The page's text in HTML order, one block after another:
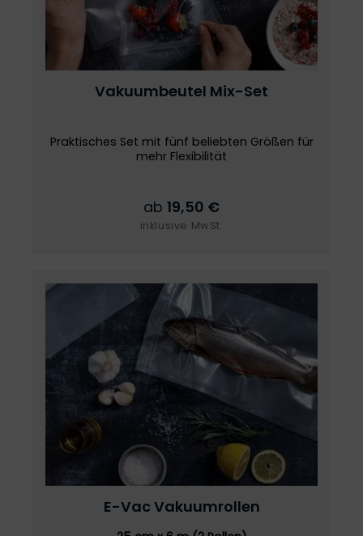
Vakuumbeutel Mix-Set
Praktisches Set mit fünf beliebten Größen für
mehr Flexibilität
ab 19,50 €
inklusive MwSt.
E-Vac Vakuumrollen